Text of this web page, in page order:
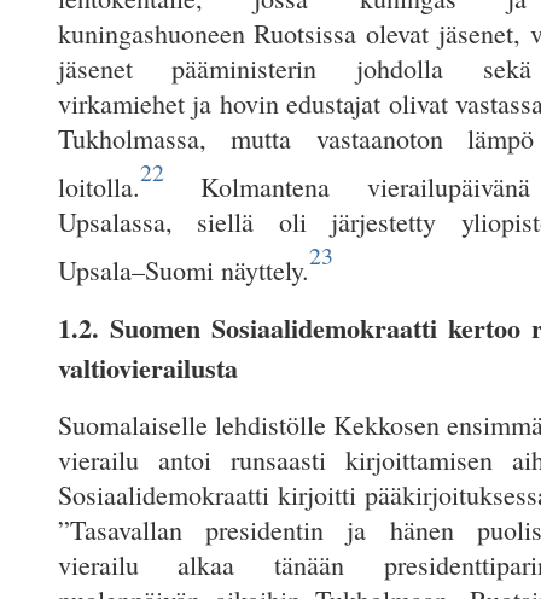
kuningashuoneen Ruotsissa olevat jäsenet,
jäsenet pääministerin johdolla
virkamiehet ja hovin edustajat olivat
Tukholmassa, mutta vastaanoton
loitolla.22Kolmantena
Upsalassa, siellä oli järjestetty
Upsala–Suomi näyttely.23
1.2. Suomen Sosiaalidemokraatti kertoo
valtiovierailusta
Suomalaiselle lehdistölle Kekkosen
vierailu antoi runsaasti kirjoittamisen
Sosiaalidemokraatti kirjoitti
”Tasavallan presidentin ja hänen
vierailu alkaa tänään